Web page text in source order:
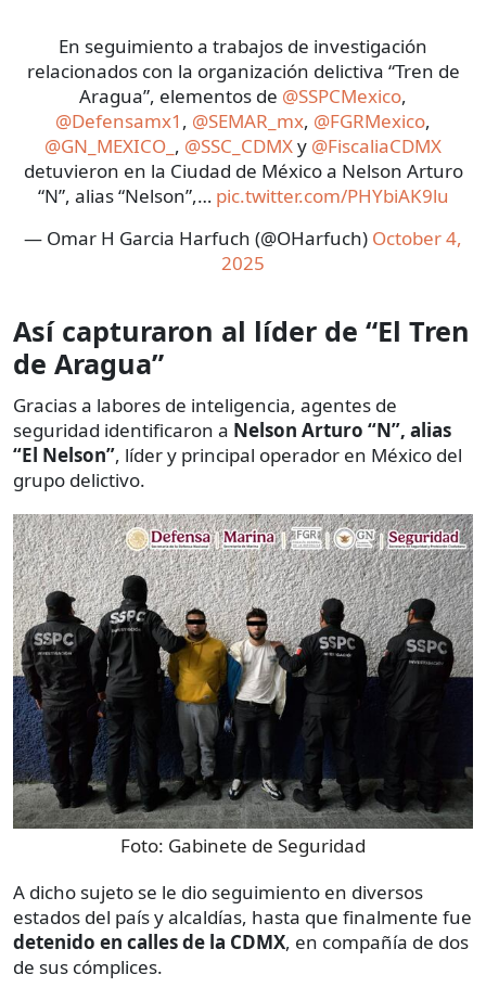
En seguimiento a trabajos de investigación
relacionados con la organización delictiva “Tren de
Aragua”, elementos de @SSPCMexico,
@Defensamx1 , @SEMAR_mx, @FGRMexico,
@GN_MEXICO_ , @SSC_CDMXy @FiscaliaCDMX
detuvieron en la Ciudad de México a Nelson Arturo
“N”, alias “Nelson”,… pic.twitter.com/PHYbiAK9lu
— Omar H Garcia Harfuch (@OHarfuch) October 4,
2025
Así capturaron al líder de “El Tren
de Aragua”
Gracias a labores de inteligencia, agentes de
seguridad identificaron a Nelson Arturo “N”, alias
“El Nelson”, líder y principal operador en México del
grupo delictivo.
Foto: Gabinete de Seguridad
A dicho sujeto se le dio seguimiento en diversos
estados del país y alcaldías, hasta que finalmente fue
detenido en calles de la CDMX, en compañía de dos
de sus cómplices.